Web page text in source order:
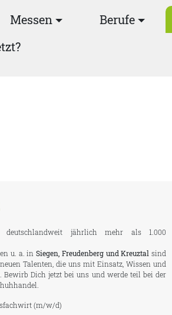
Messen Berufe
deutschlandweit jährlich mehr als 1.000
u. a. inSiegen, Freudenberg und Kreuztal sind
Talenten, die uns mit Einsatz, Wissen und
Bewirb Dich jetzt bei uns und werde teil bei der
(m/w/d)